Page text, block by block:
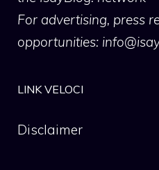
For advertising, press
opportunities:
LINK VELOCI
Disclaimer